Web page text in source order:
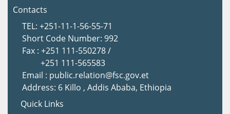
Contacts
TEL: +251-11-1-56-55-71
Short Code Number: 992
Fax : +251 111-550278 /
+251 111-565583
Email : public.relation@fsc.gov.et
Address: 6 Killo , Addis Ababa, Ethiopia
Quick Links